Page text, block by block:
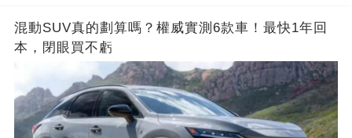
混動SUV真的劃算嗎？權威實測6款車！最快1年回
本，閉眼買不虧